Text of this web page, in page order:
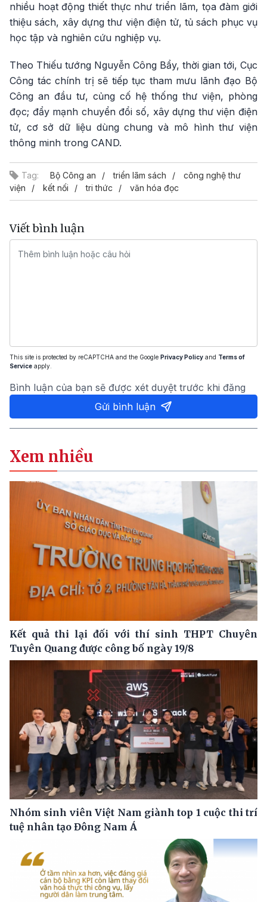
nhiều hoạt động thiết thực như triển lãm, tọa đàm giới
thiệu sách, xây dựng thư viện điện tử, tủ sách phục vụ
học tập và nghiên cứu nghiệp vụ.
Theo Thiếu tướng Nguyễn Công Bẩy, thời gian tới, Cục
Công tác chính trị sẽ tiếp tục tham mưu lãnh đạo Bộ
Công an đầu tư, củng cố hệ thống thư viện, phòng
đọc; đẩy mạnh chuyển đổi số, xây dựng thư viện điện
tử, cơ sở dữ liệu dùng chung và mô hình thư viện
thông minh trong CAND.
Tag: Bộ Công an triển lãm sách
công nghệ thư
viện
kết nối tri thức văn hóa đọc
Viết bình luận
This site is protected by reCAPTCHA and the Google Privacy Policy and Terms of
Service apply.
Bình luận của bạn sẽ được xét duyệt trước khi đăng
Gửi bình luận
Xem nhiều
Kết quả thi lại đối với thí sinh THPT Chuyên
Tuyên Quang được công bố ngày 19/8
Nhóm sinh viên Việt Nam giành top 1 cuộc thi trí
tuệ nhân tạo Đông Nam Á